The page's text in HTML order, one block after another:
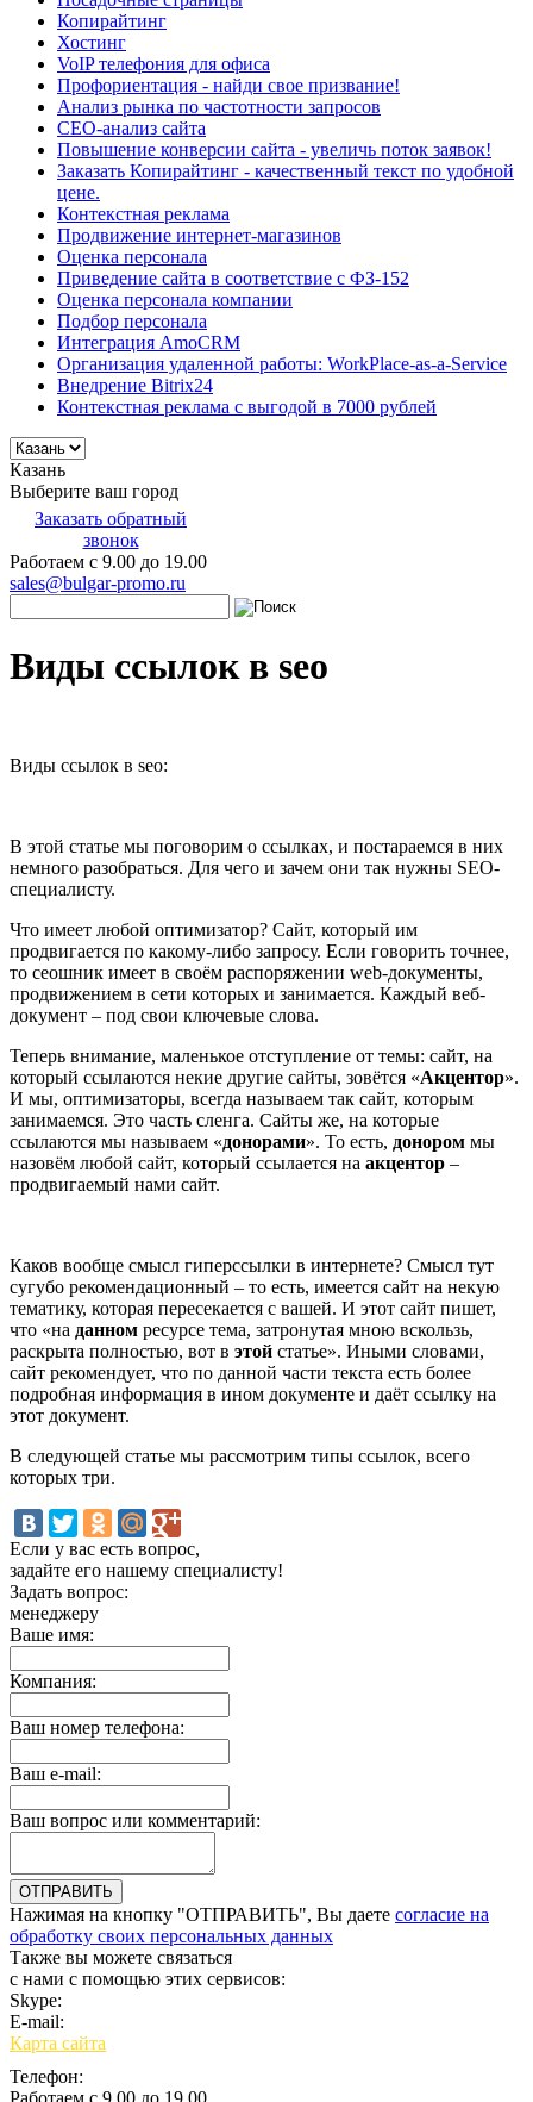
Копирайтинг
Хостинг
VoIP телефония для офиса
Профориентация - найди свое призвание!
Анализ рынка по частотности запросов
СЕО-анализ сайта
Повышение конверсии сайта - увеличь поток заявок!
Заказать Копирайтинг - качественный текст по удобной
цене.
Контекстная реклама
Продвижение интернет-магазинов
Оценка персонала
Приведение сайта в соответствие с ФЗ-152
Оценка персонала компании
Подбор персонала
Интеграция AmoCRM
Организация удаленной работы: WorkPlace-as-a-Service
Внедрение Bitrix24
Контекстная реклама с выгодой в 7000 рублей
Казань
Выберите ваш город
Заказать обратный
звонок
Работаем с 9.00 до 19.00
sales@bulgar-promo.ru
Виды ссылок в seo
Виды ссылок в seo:
В этой статье мы поговорим о ссылках, и постараемся в них
немного разобраться. Для чего и зачем они так нужны SEO-
специалисту.
Что имеет любой оптимизатор? Сайт, который им
продвигается по какому-либо запросу. Если говорить точнее,
то сеошник имеет в своём распоряжении web-документы,
продвижением в сети которых и занимается. Каждый веб-
документ – под свои ключевые слова.
Теперь внимание, маленькое отступление от темы: сайт, на
который ссылаются некие другие сайты, зовётся «Акцентор».
И мы, оптимизаторы, всегда называем так сайт, которым
занимаемся. Это часть сленга. Сайты же, на которые
ссылаются мы называем «донорами». То есть, донором мы
назовём любой сайт, который ссылается на акцентор –
продвигаемый нами сайт.
Каков вообще смысл гиперссылки в интернете? Смысл тут
сугубо рекомендационный – то есть, имеется сайт на некую
тематику, которая пересекается с вашей. И этот сайт пишет,
что «на данном ресурсе тема, затронутая мною вскользь,
раскрыта полностью, вот в этой статье». Иными словами,
сайт рекомендует, что по данной части текста есть более
подробная информация в ином документе и даёт ссылку на
этот документ.
В следующей статье мы рассмотрим типы ссылок, всего
которых три.
Если у вас есть вопрос,
задайте его нашему специалисту!
Задать вопрос:
менеджеру
Ваше имя:
Компания:
Ваш номер телефона:
Ваш e-mail:
Ваш вопрос или комментарий:
Нажимая на кнопку "ОТПРАВИТЬ", Вы даете согласие на
обработку своих персональных данных
Также вы можете связаться
с нами с помощью этих сервисов:
Skype:
E-mail:
Карта сайта
Телефон:
Работаем с 9.00 до 19.00